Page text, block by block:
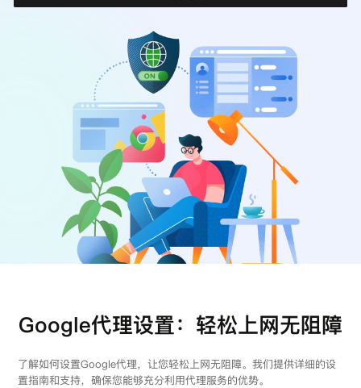
Google代理设置：轻松上网无阻障
了解如何设置Google代理，让您轻松上网无阻障。我们提供详细的设
置指南和支持，确保您能够充分利用代理服务的优势。